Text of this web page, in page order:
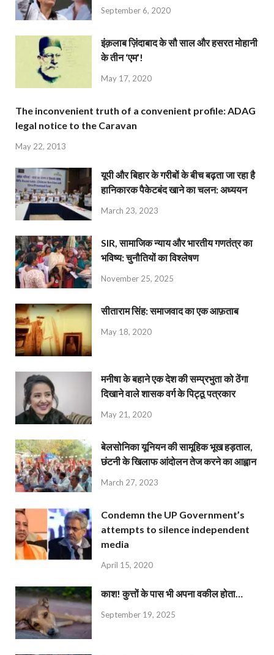
September 6, 2020
इंक़लाब ज़िंदाबाद के सौ साल और हसरत मोहानी
के तीन ‘एम’!
May 17, 2020
The inconvenient truth of a convenient profile: ADAG
legal notice to the Caravan
May 22, 2013
यूपी और बिहार के गरीबों के बीच बढ़ता जा रहा है
हानिकारक पैकेटबंद खाने का चलन: अध्ययन
March 23, 2023
SIR, सामाजिक न्याय और भारतीय गणतंत्र का
भविष्य: चुनौतियों का विश्लेषण
November 25, 2025
सीताराम सिंह: समाजवाद का एक आफ़ताब
May 18, 2020
मनीषा के बहाने एक देश की सम्प्रभुता को ठेंगा
दिखाने वाले शासक वर्ग के पिट्ठू पत्रकार
May 21, 2020
बेलसोनिका यूनियन की सामूहिक भूख हड़ताल,
छंटनी के खिलाफ आंदोलन तेज करने का आह्वान
March 27, 2023
Condemn the UP Government’s
attempts to silence independent
media
April 15, 2020
काश! कुत्तों के पास भी अपना वकील होता…
September 19, 2025